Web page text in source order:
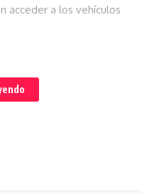
acceder a los vehículos
de vehículos de
que